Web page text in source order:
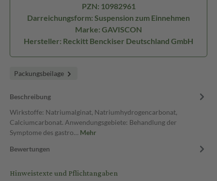
PZN: 10982961
Darreichungsform: Suspension zum Einnehmen
Marke: GAVISCON
Hersteller: Reckitt Benckiser Deutschland GmbH
Packungsbeilage
Beschreibung
Wirkstoffe: Natriumalginat, Natriumhydrogencarbonat,
Calciumcarbonat. Anwendungsgebiete: Behandlung der
Symptome des gastro… Mehr
Bewertungen
Hinweistexte und Pflichtangaben